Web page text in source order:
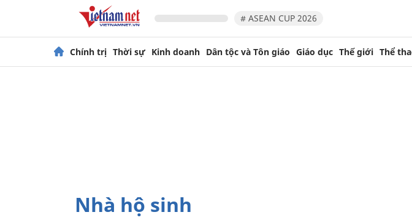
# ASEAN CUP 2026
Chính trị Thời sự Kinh doanh Dân tộc và Tôn giáo Giáo dục Thế giới Thể
nhà hộ sinh